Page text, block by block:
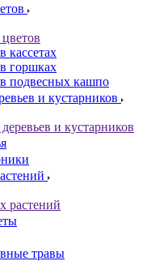
кассетах
горшках
подвесных кашпо
и кустарников
и кустарников
растений
травы